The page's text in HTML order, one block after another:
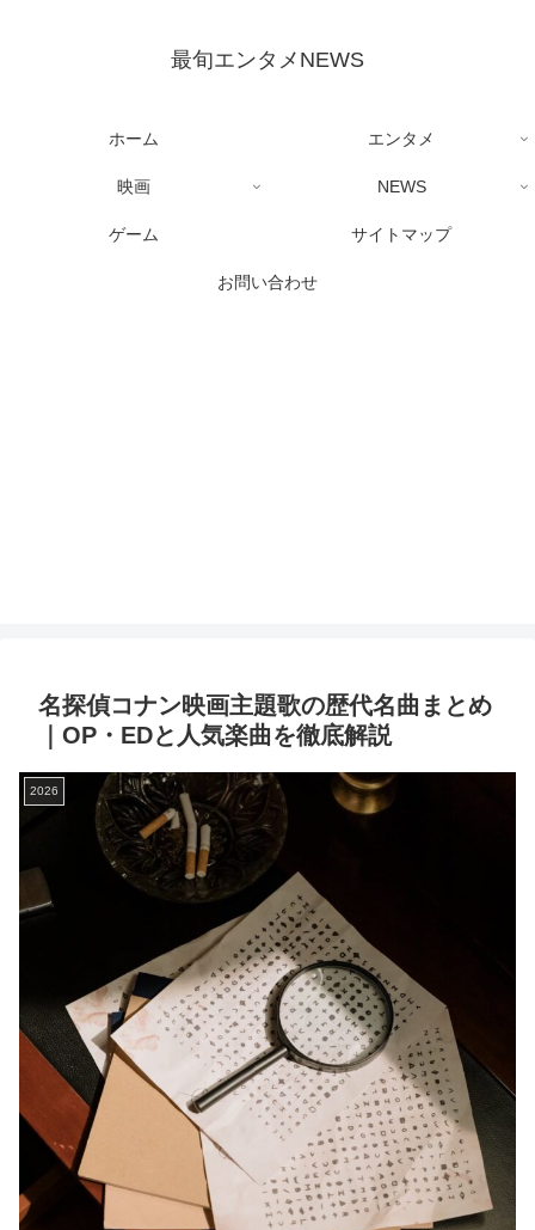
最旬エンタメNEWS
ホーム エンタメ
映画 NEWS
ゲーム サイトマップ
お問い合わせ
名探偵コナン映画主題歌の歴代名曲まとめ
｜OP・EDと人気楽曲を徹底解説
2026